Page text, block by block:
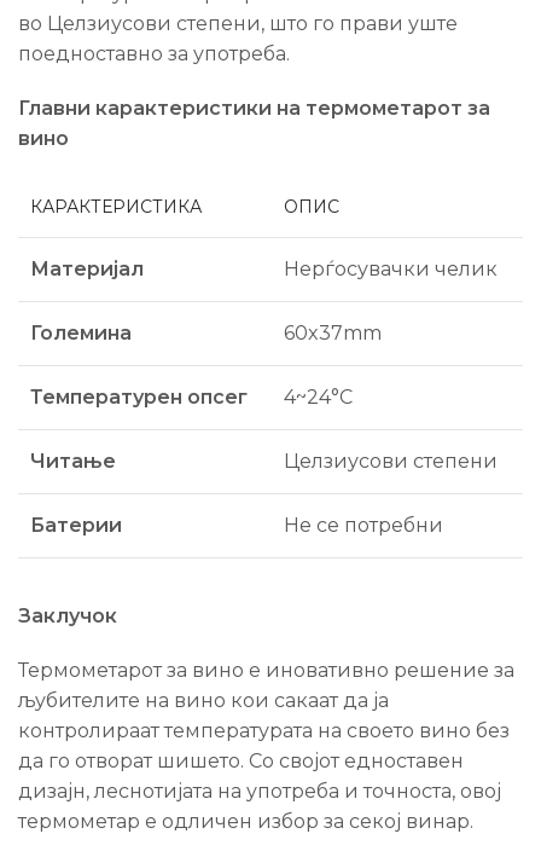
во Целзиусови степени, што го прави уште
поедноставно за употреба.
Главни карактеристики на термометарот за
вино
КАРАКТЕРИСТИКА ОПИС
Материјал Нерѓосувачки челик
Големина 60x37mm
Температурен опсег 4~24°C
Читање Целзиусови степени
Батерии Не се потребни
Заклучок
Термометарот за вино е иновативно решение за
љубителите на вино кои сакаат да ја
контролираат температурата на своето вино без
да го отворат шишето. Со својот едноставен
дизајн, леснотијата на употреба и точноста, овој
термометар е одличен избор за секој винар.